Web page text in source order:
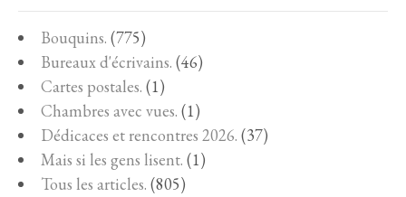
Bouquins. (775)
Bureaux d'écrivains. (46)
Cartes postales. (1)
Chambres avec vues. (1)
Dédicaces et rencontres 2026. (37)
Mais si les gens lisent. (1)
Tous les articles. (805)